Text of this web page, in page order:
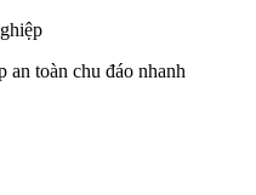
toàn chu đáo nhanh